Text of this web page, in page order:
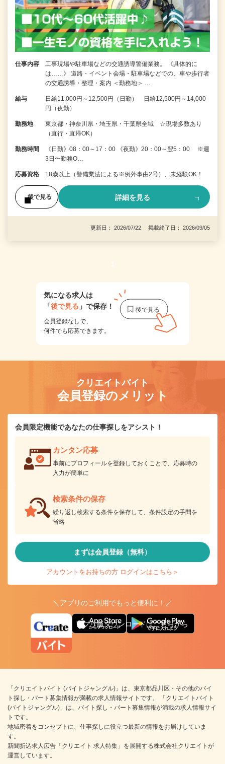
仕事内容
工事現場や駐車場などの交通誘導警備業務。 《具体的に
は……》 道路・イベント会場・駐車場などでの、車や歩行者
の交通誘導・整理・案内 ＜勤務地＞ …
給与
日給11,000円～12,500円（日勤） 日給12,500円～14,000
円（夜勤）
勤務地
東京都・神奈川県・埼玉県・千葉県全域 ☆現場多数あり
（直行・直帰OK）
勤務時間
《日勤》08：00～17：00 《夜勤》20：00～翌5：00 ※週
3日〜勤務O…
応募資格 18歳以上（警備業法による※例外事由2号）、未経験OK！
後で見る 詳細を見る
更新日： 2026/07/22 掲載終了日： 2026/09/05
1
気になる求人は
「後で見る 」で保存！
会員登録なしで、
何件でも応募できます。
クリエイトバイト
会員登録のメリット
会員限定機能であなたの仕事探しをアシスト！
カンタン応募
事前にプロフィールを登録しておくことで、応募時の
入力が簡単に
検索条件の保存
繰り返し検索する条件を保存して、条件設定の手間を
省略
まずは会員登録（無料）
アカウントをお持ちの方 ログインはこちら＞
＼アプリのご利用でもっと便利に！／
アプリ版ダウンロードはこちらから
「クリエイトバイト (バイトジャングル)」は、東京都品川区・その他のバイ
ト探し・パート募集情報が満載の求人情報サイトです。 「クリエイトバイト
(バイトジャングル)」は、バイト探し・パート募集情報が満載の求人情報サイ
トです。
地域密着をコンセプトに、仕事探しに役立つ最新の情報をお届けしていま
す。
新聞折込求人広告「クリエイト 求人特集」を展開する株式会社クリエイトが
運営しています。